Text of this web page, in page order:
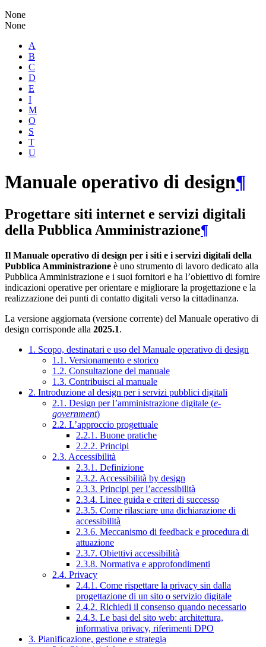
None
None
A
B
C
D
E
I
M
O
S
T
U
Manuale operativo di design¶
Progettare siti internet e servizi digitali
della Pubblica Amministrazione¶
Il Manuale operativo di design per i siti e i servizi digitali della
Pubblica Amministrazione è uno strumento di lavoro dedicato alla
Pubblica Amministrazione e i suoi fornitori e ha l’obiettivo di fornire
indicazioni operative per orientare e migliorare la progettazione e la
realizzazione dei punti di contatto digitali verso la cittadinanza.
La versione aggiornata (versione corrente) del Manuale operativo di
design corrisponde alla 2025.1.
1. Scopo, destinatari e uso del Manuale operativo di design
1.1. Versionamento e storico
1.2. Consultazione del manuale
1.3. Contribuisci al manuale
2. Introduzione al design per i servizi pubblici digitali
2.1. Design per l’amministrazione digitale (e-
government)
2.2. L’approccio progettuale
2.2.1. Buone pratiche
2.2.2. Principi
2.3. Accessibilità
2.3.1. Definizione
2.3.2. Accessibilità by design
2.3.3. Principi per l’accessibilità
2.3.4. Linee guida e criteri di successo
2.3.5. Come rilasciare una dichiarazione di
accessibilità
2.3.6. Meccanismo di feedback e procedura di
attuazione
2.3.7. Obiettivi accessibilità
2.3.8. Normativa e approfondimenti
2.4. Privacy
2.4.1. Come rispettare la privacy sin dalla
progettazione di un sito o servizio digitale
2.4.2. Richiedi il consenso quando necessario
2.4.3. Le basi del sito web: architettura,
informativa privacy, riferimenti DPO
3. Pianificazione, gestione e strategia